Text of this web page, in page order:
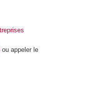
ou appeler le